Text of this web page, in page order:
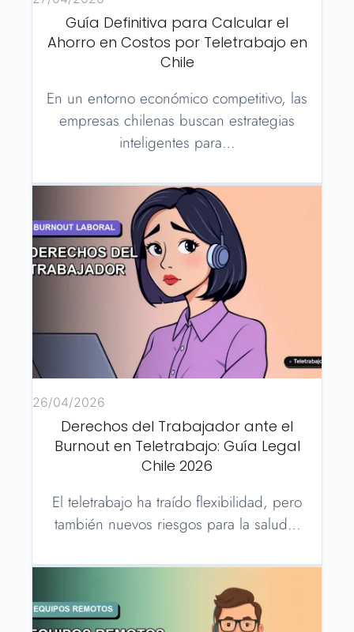
Guía Definitiva para Calcular el
Ahorro en Costos por Teletrabajo en
Chile
En un entorno económico competitivo, las
empresas chilenas buscan estrategias
inteligentes para…
26/04/2026
Derechos del Trabajador ante el
Burnout en Teletrabajo: Guía Legal
Chile 2026
El teletrabajo ha traído flexibilidad, pero
también nuevos riesgos para la salud…